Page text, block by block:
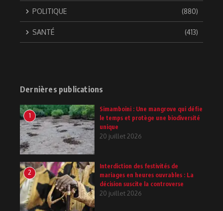
POLITIQUE (880)
SANTÉ (413)
Dernières publications
1
Simamboini : Une mangrove qui défie
le temps et protège une biodiversité
unique
20 juillet 2026
2
Interdiction des festivités de
mariages en heures ouvrables : La
décision suscite la controverse
20 juillet 2026